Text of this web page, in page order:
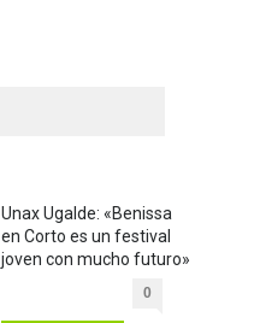
Unax Ugalde: «Benissa
en Corto es un festival
joven con mucho futuro»
0